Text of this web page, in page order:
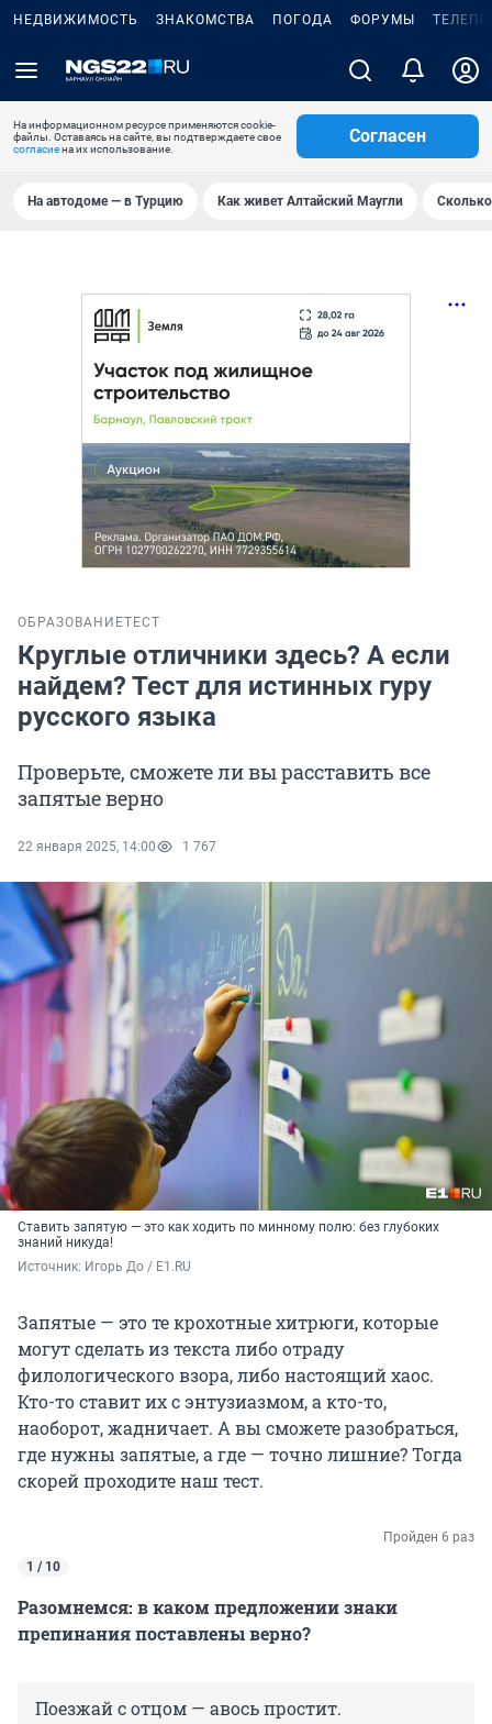
НЕДВИЖИМОСТЬ ЗНАКОМСТВА ПОГОДА ФОРУМЫ
На информационном ресурсе применяются cookie-
файлы. Оставаясь на сайте, вы подтверждаете свое
согласиена их использование.
Согласен
На автодоме — в Турцию Как живет Алтайский Маугли
ОБРАЗОВАНИЕТЕСТ
Круглые отличники здесь? А если
найдем? Тест для истинных гуру
русского языка
Проверьте, сможете ли вы расставить все
запятые верно
22 января 2025, 14:00 1 767
Ставить запятую — это как ходить по минному полю: без глубоких
знаний никуда!
Источник: Игорь До / E1.RU
Запятые — это те крохотные хитрюги, которые
могут сделать из текста либо отраду
филологического взора, либо настоящий хаос.
Кто-то ставит их с энтузиазмом, а кто-то,
наоборот, жадничает. А вы сможете разобраться,
где нужны запятые, а где — точно лишние? Тогда
скорей проходите наш тест.
Пройден 6 раз
1 / 10
Разомнемся: в каком предложении знаки
препинания поставлены верно?
Поезжай с отцом — авось простит.